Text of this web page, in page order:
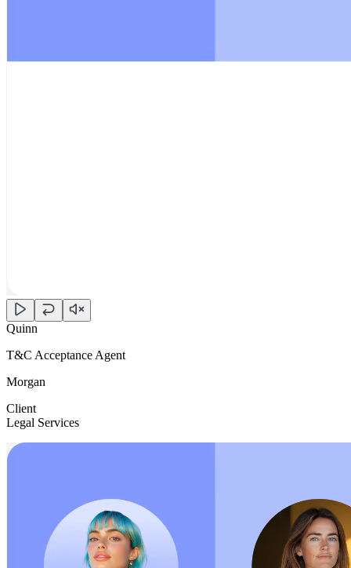
Quinn
T&C Acceptance Agent
Morgan
Client
Legal Services